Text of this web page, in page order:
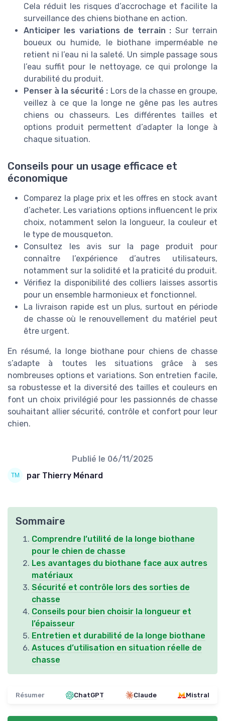
Cela réduit les risques d’accrochage et facilite la
surveillance des chiens biothane en action.
Anticiper les variations de terrain : Sur terrain
boueux ou humide, le biothane imperméable ne
retient ni l’eau ni la saleté. Un simple passage sous
l’eau suffit pour le nettoyage, ce qui prolonge la
durabilité du produit.
Penser à la sécurité : Lors de la chasse en groupe,
veillez à ce que la longe ne gêne pas les autres
chiens ou chasseurs. Les différentes tailles et
options produit permettent d’adapter la longe à
chaque situation.
Conseils pour un usage efficace et
économique
Comparez la plage prix et les offres en stock avant
d’acheter. Les variations options influencent le prix
choix, notamment selon la longueur, la couleur et
le type de mousqueton.
Consultez les avis sur la page produit pour
connaître l’expérience d’autres utilisateurs,
notamment sur la solidité et la praticité du produit.
Vérifiez la disponibilité des colliers laisses assortis
pour un ensemble harmonieux et fonctionnel.
La livraison rapide est un plus, surtout en période
de chasse où le renouvellement du matériel peut
être urgent.
En résumé, la longe biothane pour chiens de chasse
s’adapte à toutes les situations grâce à ses
nombreuses options et variations. Son entretien facile,
sa robustesse et la diversité des tailles et couleurs en
font un choix privilégié pour les passionnés de chasse
souhaitant allier sécurité, contrôle et confort pour leur
chien.
Publié le 06/11/2025
par Thierry Ménard
Sommaire
Comprendre l’utilité de la longe biothane
pour le chien de chasse
Les avantages du biothane face aux autres
matériaux
Sécurité et contrôle lors des sorties de
chasse
Conseils pour bien choisir la longueur et
l’épaisseur
Entretien et durabilité de la longe biothane
Astuces d’utilisation en situation réelle de
chasse
Résumer ChatGPT Claude Mistral